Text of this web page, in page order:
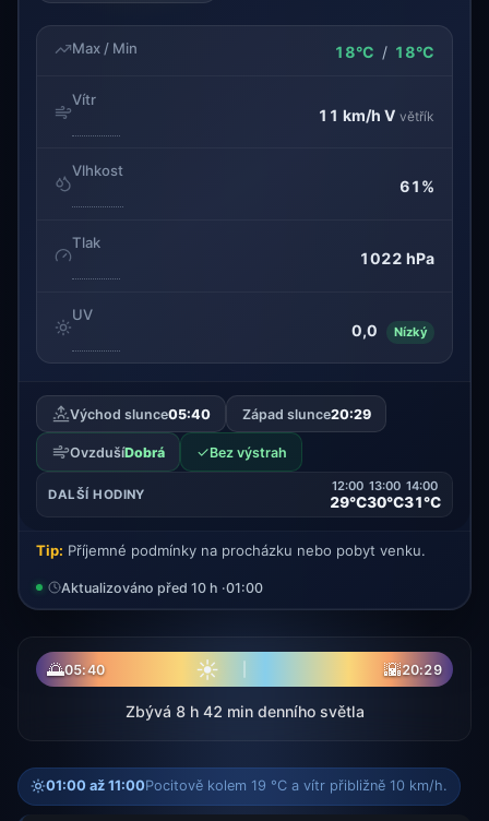
Max / Min 18°C / 18°C
Vítr
11 km/h V větřík
Vlhkost
61%
Tlak
1022 hPa
UV
0,0 Nízký
Východ slunce05:40 Západ slunce20:29
OvzdušíDobrá ✓Bez výstrah
DALŠÍ HODINY
12:00
29°C
13:00
30°C
14:00
31°C
Tip: Příjemné podmínky na procházku nebo pobyt venku.
Aktualizováno před 10 h ·01:00
🌅05:40 ☀ 🌇20:29
Zbývá 8 h 42 min denního světla
01:00 až 11:00Pocitově kolem 19 °C a vítr přibližně 10 km/h.